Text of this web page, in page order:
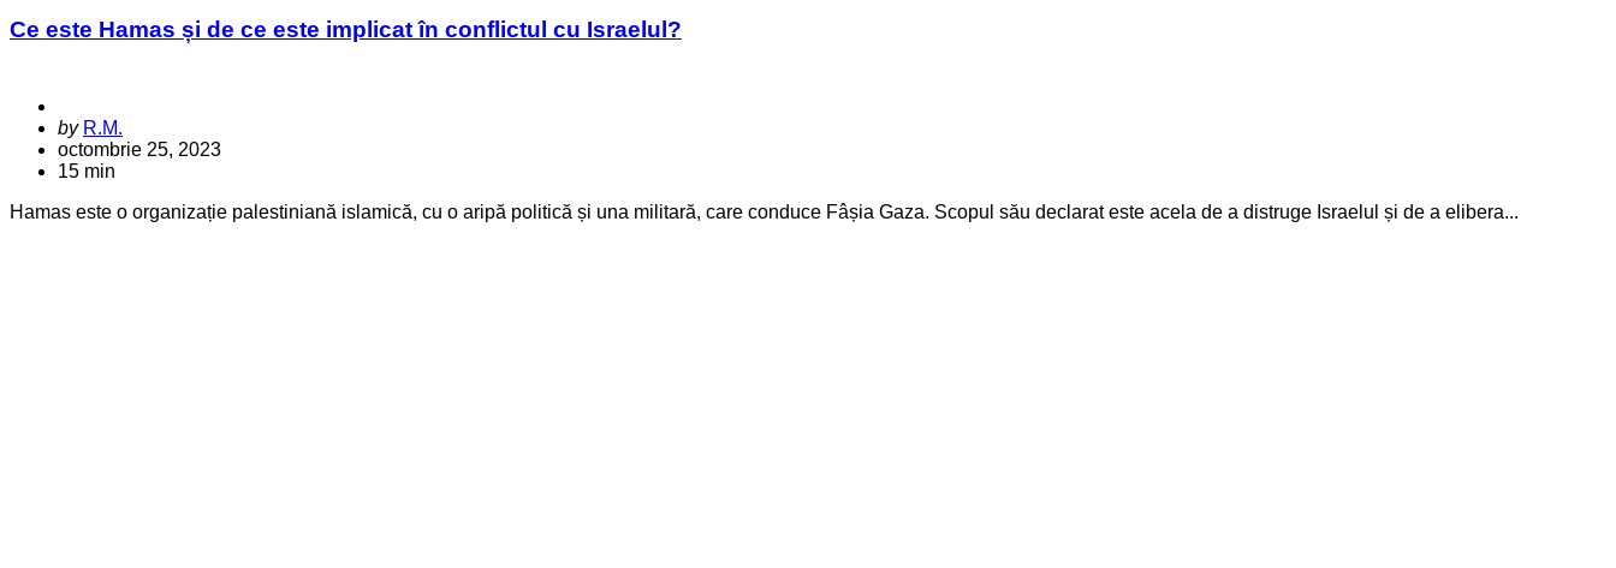
Ce este Hamas și de ce este implicat în conflictul cu Israelul?
Posted
by
by R.M.
octombrie 25, 2023
15 min
Hamas este o organizație palestiniană islamică, cu o aripă politică și una militară, care conduce Fâșia Gaza. Scopul său declarat este acela de a distruge Israelul și de a elibera...